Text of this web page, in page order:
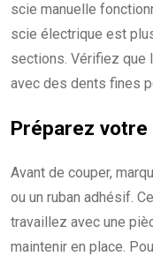
scie manuelle
scie électrique est
sections. Vérifiez que
avec des dents fines
Préparez votre
Avant de couper,
ou un ruban adhésif.
travaillez avec une
maintenir en place.